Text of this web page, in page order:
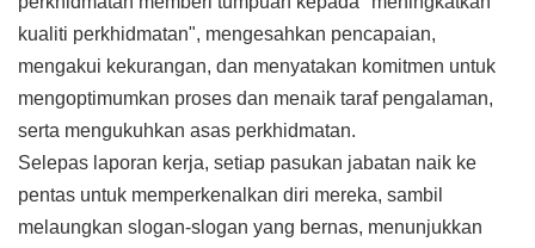
kualiti perkhidmatan", mengesahkan pencapaian,
mengakui kekurangan, dan menyatakan komitmen untuk
mengoptimumkan proses dan menaik taraf pengalaman,
serta mengukuhkan asas perkhidmatan.
Selepas laporan kerja, setiap pasukan jabatan naik ke
pentas untuk memperkenalkan diri mereka, sambil
melaungkan slogan-slogan yang bernas, menunjukkan